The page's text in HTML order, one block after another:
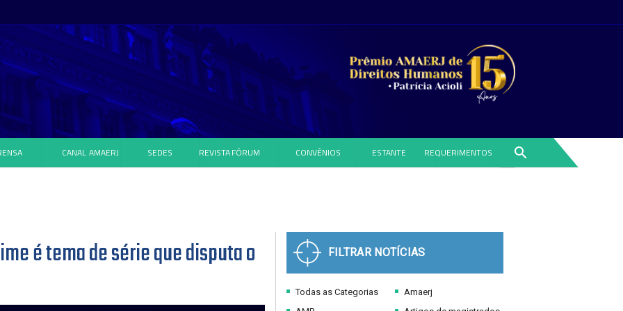
CANAL AMAERJ SEDES REVISTAFÓRUM CONVÊNIOS ESTANTE REQUERIMENTOS search
é tema de série que disputa o FILTRAR NOTÍCIAS
Todas as Categorias
Amaerj